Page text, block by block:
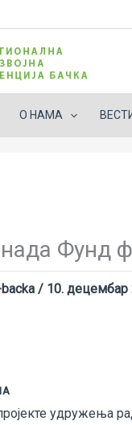
О НАМА
Фунд
/ 10. децембар